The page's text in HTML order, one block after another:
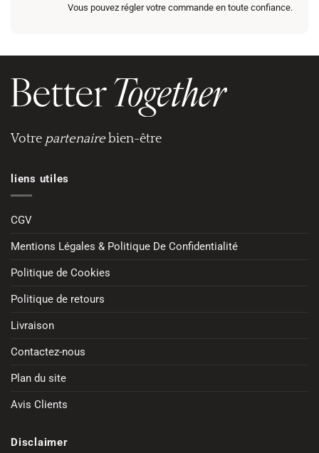
Vous pouvez régler votre commande en toute confiance.​​
Votre partenairebien-être
liens utiles
CGV
Mentions Légales & Politique De Confidentialité
Politique de Cookies
Politique de retours
Livraison
Contactez-nous
Plan du site
Avis Clients
Disclaimer